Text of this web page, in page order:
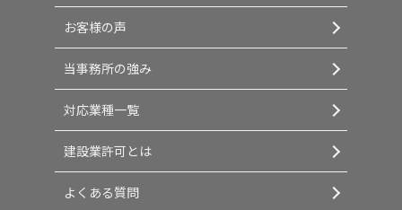
お客様の声
当事務所の強み
対応業種一覧
建設業許可とは
よくある質問